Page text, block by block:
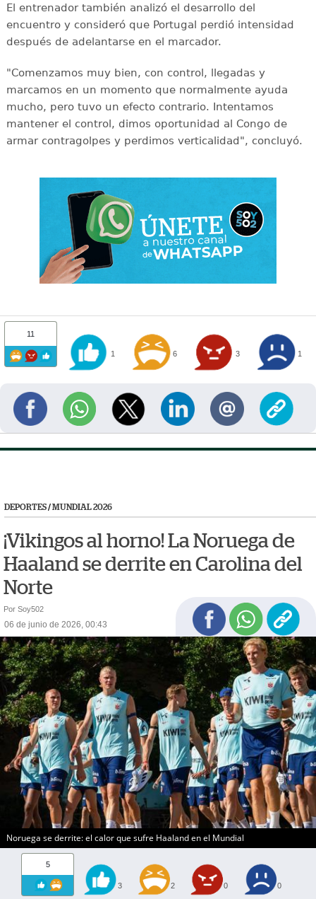
El entrenador también analizó el desarrollo del
encuentro y consideró que Portugal perdió intensidad
después de adelantarse en el marcador.
"Comenzamos muy bien, con control, llegadas y
marcamos en un momento que normalmente ayuda
mucho, pero tuvo un efecto contrario. Intentamos
mantener el control, dimos oportunidad al Congo de
armar contragolpes y perdimos verticalidad", concluyó.
11
1 6 3 1
DEPORTES/MUNDIAL 2026
¡Vikingos al horno! La Noruega de
Haaland se derrite en Carolina del
Norte
Por Soy502
06 de junio de 2026, 00:43
Noruega se derrite: el calor que sufre Haaland en el Mundial
5
3 2 0 0